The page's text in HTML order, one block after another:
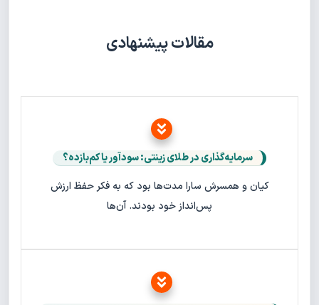
مقالات پیشنهادی
سرمایه‌گذاری در طلای زینتی: سودآور یا کم‌بازده؟
کیان و همسرش سارا مدت‌ها بود که به فکر حفظ ارزش
پس‌انداز خود بودند. آن‌ها